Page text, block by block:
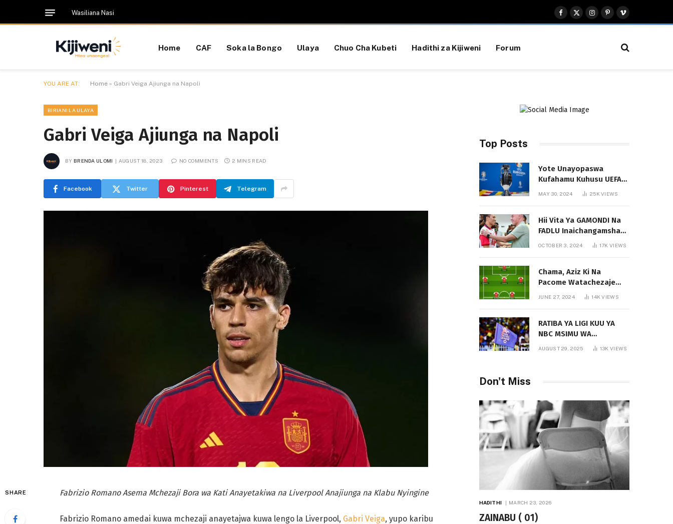
Wasiliana Nasi
Facebook
X
(Twitter)
Instagram
Pinterest
Vimeo
Home CAF Soka la Bongo Ulaya Chuo Cha Kubeti Hadithi za Kijiweni Forum
YOU ARE AT: Home » Gabri Veiga Ajiunga na Napoli
BIRIANI LA ULAYA
Gabri Veiga Ajiunga na Napoli
BY BRENDA ULOMI AUGUST 18, 2023 NO COMMENTS 2 MINS READ
Facebook Twitter Pinterest Telegram
SHARE Fabrizio Romano Asema Mchezaji Bora wa Kati Anayetakiwa na Liverpool Anajiunga na Klabu Nyingine
Fabrizio Romano amedai kuwa mchezaji anayetajwa kuwa lengo la Liverpool, Gabri Veiga, yupo karibu
Top Posts
Yote Unayopaswa
Kufahamu Kuhusu UEFA
EURO 2024 German
MAY 30, 2024 25KVIEWS
Hii Vita Ya GAMONDI Na
FADLU Inaichangamsha
OCTOBER 3, 2024 17KVIEWS
Chama, Aziz Ki Na
Pacome Watachezaje
JUNE 27, 2024 14KVIEWS
RATIBA YA LIGI KUU YA
NBC MSIMU WA
AUGUST 29, 2025 13KVIEWS
Don't Miss
HADITHI MARCH 23, 2026
ZAINABU ( 01)